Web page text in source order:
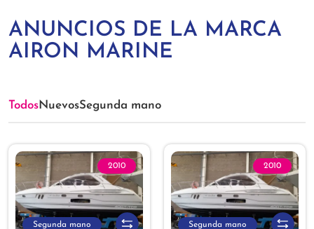
ANUNCIOS DE LA MARCA
AIRON MARINE
TodosNuevosSegunda mano
2010
Segunda mano
2010
Segunda mano